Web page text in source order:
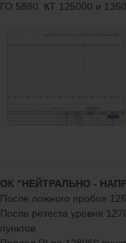
ГО 5880. КТ 125000 и
ОК "НЕЙТРАЛЬНО -
После ложного пробоя
После ретеста уровня
пунктов.